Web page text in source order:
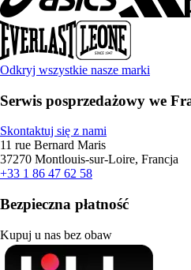
Odkryj wszystkie nasze marki
Serwis posprzedażowy we
Skontaktuj się z nami
11 rue Bernard Maris
37270 Montlouis-sur-Loire, Francja
+33 1 86 47 62 58
Bezpieczna płatność
Kupuj u nas bez obaw